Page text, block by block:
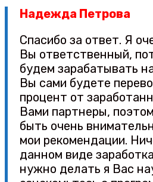
Надежда Петрова
Спасибо за ответ. Я
Вы ответственный,
будем зарабатывать
Вы сами будете
процент от
Вами партнеры,
быть очень
мои рекомендации.
данном виде
нужно делать я Вас